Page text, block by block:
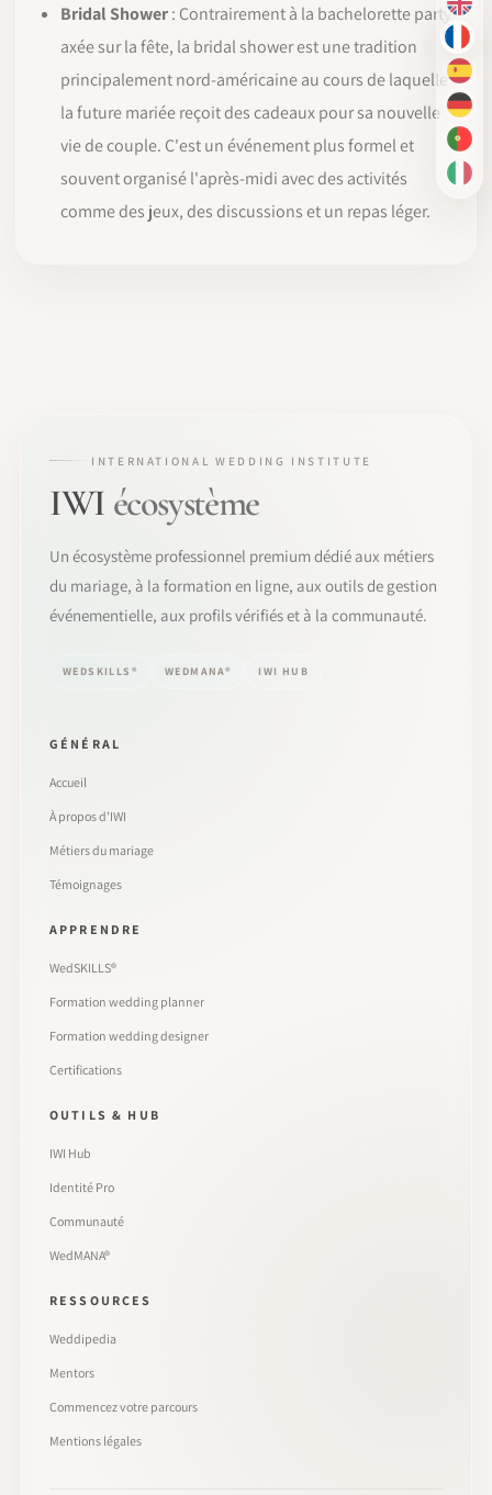
EN
FR
ES
DE
PT-
IT
Bridal Shower: Contrairement à la bachelorette party
axée sur la fête, la bridal shower est une tradition
principalement nord-américaine au cours de laquelle
la future mariée reçoit des cadeaux pour sa nouvelle
vie de couple. C'est un événement plus formel et
souvent organisé l'après-midi avec des activités
comme des jeux, des discussions et un repas léger.
INTERNATIONAL WEDDING INSTITUTE
IWI écosystème
Un écosystème professionnel premium dédié aux métiers
du mariage, à la formation en ligne, aux outils de gestion
événementielle, aux profils vérifiés et à la communauté.
WEDSKILLS® WEDMANA® IWI HUB
GÉNÉRAL
Accueil
À propos d’IWI
Métiers du mariage
Témoignages
APPRENDRE
WedSKILLS®
Formation wedding planner
Formation wedding designer
Certifications
OUTILS & HUB
IWI Hub
Identité Pro
Communauté
WedMANA®
RESSOURCES
Weddipedia
Mentors
Commencez votre parcours
Mentions légales